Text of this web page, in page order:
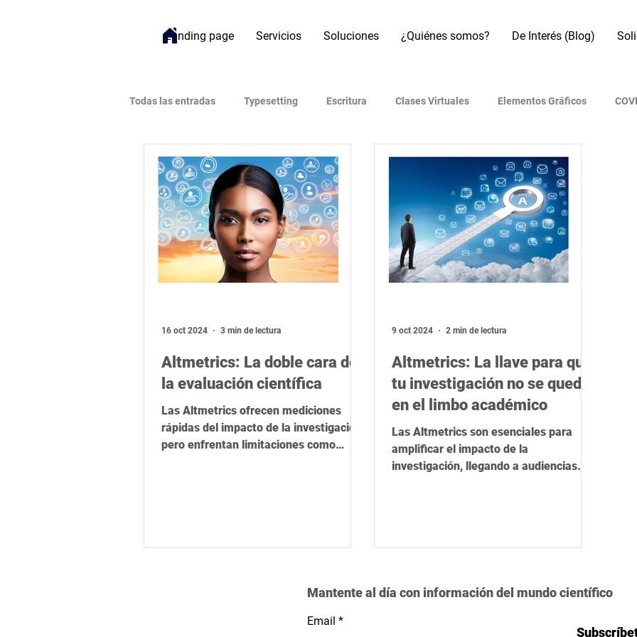
Landing page Servicios Soluciones ¿Quiénes somos? De Interés (Blog)
Todas las entradas Typesetting Escritura Clases Virtuales Elementos Gráficos
Bienestar Gestión de Proyectos Referencias Bibliográficas Motores de búsqueda
Open Access (Acceso Abierto) Artículo académico Revistas indexadas Presentaciones
Impacto Inteligencia Artificial (IA) Era Digital Metodología de investigación
Relevancia global Latinoamérica Herramientas de IA STEM
Altmetrics: La doble cara de
la evaluación científica
Las Altmetrics ofrecen mediciones
rápidas del impacto de la investigación,
pero enfrentan limitaciones como
16 oct 2024 3 min de lectura
Altmetrics: La llave para que
tu investigación no se quede
en el limbo académico
Las Altmetrics son esenciales para
amplificar el impacto de la
investigación, llegando a audiencias
9 oct 2024 2 min de lectura
Mantente al día con información del mundo científico
Email